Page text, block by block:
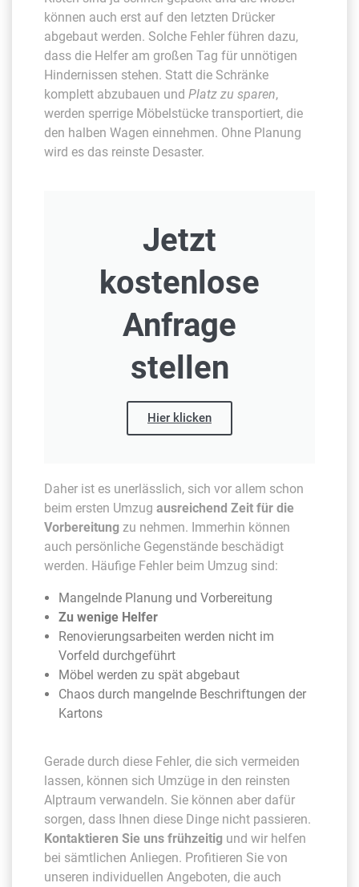
können auch erst auf den letzten Drücker
abgebaut werden. Solche Fehler führen dazu,
dass die Helfer am großen Tag für unnötigen
Hindernissen stehen. Statt die Schränke
komplett abzubauen und Platz zu sparen,
werden sperrige Möbelstücke transportiert, die
den halben Wagen einnehmen. Ohne Planung
wird es das reinste Desaster.
Jetzt
kostenlose
Anfrage
stellen
Hier klicken
Daher ist es unerlässlich, sich vor allem schon
beim ersten Umzug ausreichend Zeit für die
Vorbereitung zu nehmen. Immerhin können
auch persönliche Gegenstände beschädigt
werden. Häufige Fehler beim Umzug sind:
Mangelnde Planung und Vorbereitung
Zu wenige Helfer
Renovierungsarbeiten werden nicht im
Vorfeld durchgeführt
Möbel werden zu spät abgebaut
Chaos durch mangelnde Beschriftungen der
Kartons
Gerade durch diese Fehler, die sich vermeiden
lassen, können sich Umzüge in den reinsten
Alptraum verwandeln. Sie können aber dafür
sorgen, dass Ihnen diese Dinge nicht passieren.
Kontaktieren Sie uns frühzeitig und wir helfen
bei sämtlichen Anliegen. Profitieren Sie von
unseren individuellen Angeboten, die auch